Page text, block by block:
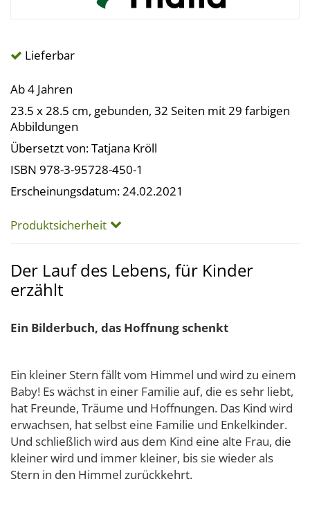
Lieferbar
Ab 4 Jahren
23.5 x 28.5 cm, gebunden, 32 Seiten mit 29 farbigen
Abbildungen
Übersetzt von: Tatjana Kröll
ISBN 978-3-95728-450-1
Erscheinungsdatum: 24.02.2021
Produktsicherheit
Der Lauf des Lebens, für Kinder
erzählt
Ein Bilderbuch, das Hoffnung schenkt
Ein kleiner Stern fällt vom Himmel und wird zu einem
Baby! Es wächst in einer Familie auf, die es sehr liebt,
hat Freunde, Träume und Hoffnungen. Das Kind wird
erwachsen, hat selbst eine Familie und Enkelkinder.
Und schließlich wird aus dem Kind eine alte Frau, die
kleiner wird und immer kleiner, bis sie wieder als
Stern in den Himmel zurückkehrt.